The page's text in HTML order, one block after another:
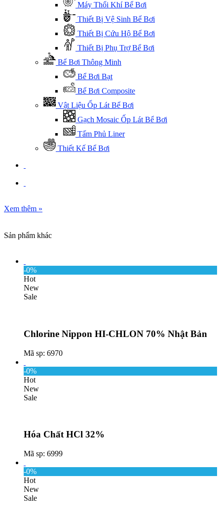
Máy Thổi Khí Bể Bơi
Thiết Bị Vệ Sinh Bể Bơi
Thiết Bị Cứu Hộ Bể Bơi
Thiết Bị Phụ Trợ Bể Bơi
Bể Bơi Thông Minh
Bể Bơi Bạt
Bể Bơi Composite
Vật Liệu Ốp Lát Bể Bơi
Gạch Mosaic Ốp Lát Bể Bơi
Tấm Phủ Liner
Thiết Kế Bể Bơi
Xem thêm »
Sản phẩm khác
-0%
Hot
New
Sale
Chlorine Nippon HI-CHLON 70% Nhật Bản
Mã sp: 6970
-0%
Hot
New
Sale
Hóa Chất HCl 32%
Mã sp: 6999
-0%
Hot
New
Sale